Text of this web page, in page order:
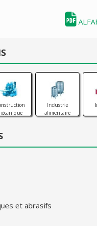
Industrie
alimentaire
et abrasifs